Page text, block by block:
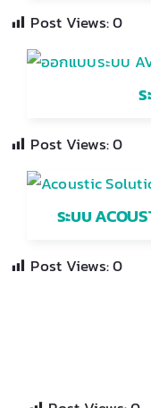
Post Views:0
Post Views:0
ระบบ
Post Views:0